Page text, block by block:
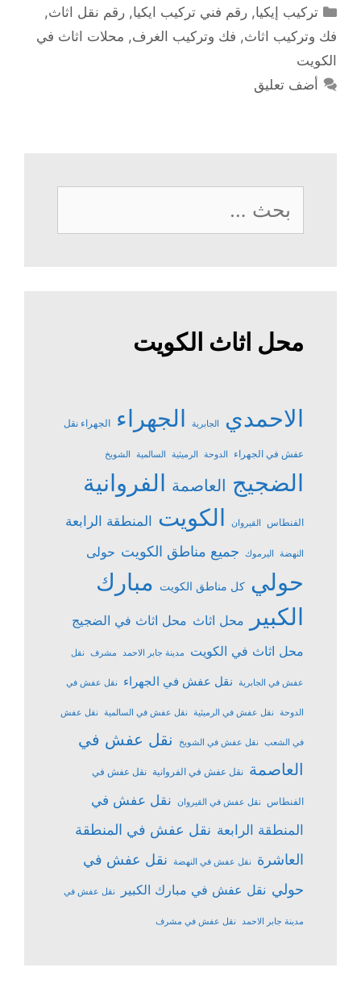
التصنيفات
تركيب إيكيا,رقم فني تركيب ايكيا,رقم نقل اثاث,
فك وتركيب اثاث, فك وتركيب الغرف, محلات اثاث في
الكويت
أضف تعليق
البحث
عن:
محل اثاث الكويت
الاحمدي الجابرية الجهراء الجهراء نقل
عفش في الجهراء الدوحة الرميثية السالمية الشويخ
الضجيج العاصمة الفروانية
الفنطاس القيروان الكويت المنطقة الرابعة
النهضة اليرموك جميع مناطق الكويت حولى
حولي كل مناطق الكويت مبارك
الكبير
محل اثاث محل اثاث في الضجيج
محل اثاث في الكويت
مدينة جابر الاحمد مشرف نقل
عفش في الجابرية نقل عفش في الجهراء نقل عفش في
الدوحة نقل عفش في الرميثية نقل عفش في السالمية نقل عفش
في الشعب نقل عفش في الشويخ
نقل عفش في
العاصمة نقل عفش في الفروانية نقل عفش في
الفنطاس نقل عفش في القيروان
نقل عفش في
المنطقة الرابعة نقل عفش في المنطقة
العاشرة
نقل عفش في النهضة
نقل عفش في
حولي نقل عفش في مبارك الكبير نقل عفش في
مدينة جابر الاحمد نقل عفش في مشرف